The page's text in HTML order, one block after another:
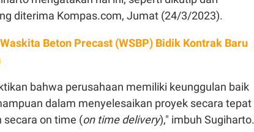
diterima Kompas.com, Jumat (24/3/2023).
Beton Precast (WSBP) Bidik Kontrak Baru
bahwa perusahaan memiliki keunggulan baik
dalam menyelesaikan proyek secara tepat
secara on time (on time delivery)," imbuh Sugiharto.